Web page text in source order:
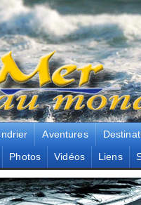
Aventures
Photos Vidéos Liens